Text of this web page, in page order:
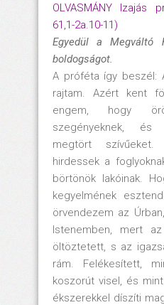
OLVASMÁNY Izajás
61,1-2a.10-11)
Egyedül a Megváltó
boldogságot.
A próféta így beszél:
rajtam. Azért kent
engem, hogy
szegényeknek, és
megtört szívűeket.
hirdessek a
börtönök lakóinak.
kegyelmének
örvendezem az
Istenemben, mert
öltöztetett, s az
rám. Felékesített,
koszorút visel, és
ékszerekkel díszíti